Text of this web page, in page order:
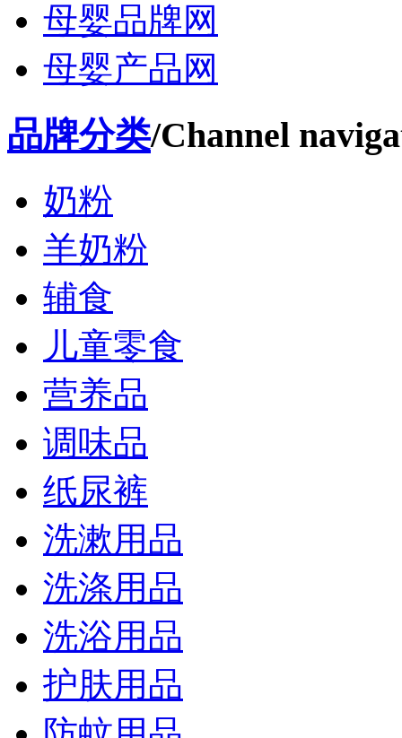
母婴品牌网
母婴产品网
品牌分类/Channel
奶粉
羊奶粉
辅食
儿童零食
营养品
调味品
纸尿裤
洗漱用品
洗涤用品
洗浴用品
护肤用品